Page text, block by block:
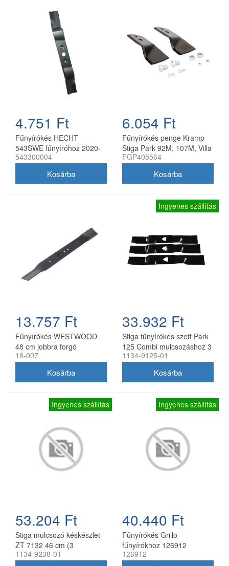
4.751 Ft
Fűnyírókés HECHT
543SWE fűnyíróhoz 2020-
21
543300004
6.054 Ft
Fűnyírókés penge Kramp
Stiga Park 92M, 107M, Villa
92M, 107M 170 mm
FGP405564
13.757 Ft
Fűnyírókés WESTWOOD
48 cm jobbra forgó
18-007
Ingyenes szállítás
33.932 Ft
Stiga fűnyírókés szett Park
125 Combi mulcsozáshoz 3
db
1134-9125-01
Ingyenes szállítás
53.204 Ft
Stiga mulcsozó késkészlet
ZT 7132 46 cm (3
db/csomag) 1134-9238-01
1134-9238-01
Ingyenes szállítás
40.440 Ft
Fűnyírókés Grillo
fűnyírókhoz 126912
126912